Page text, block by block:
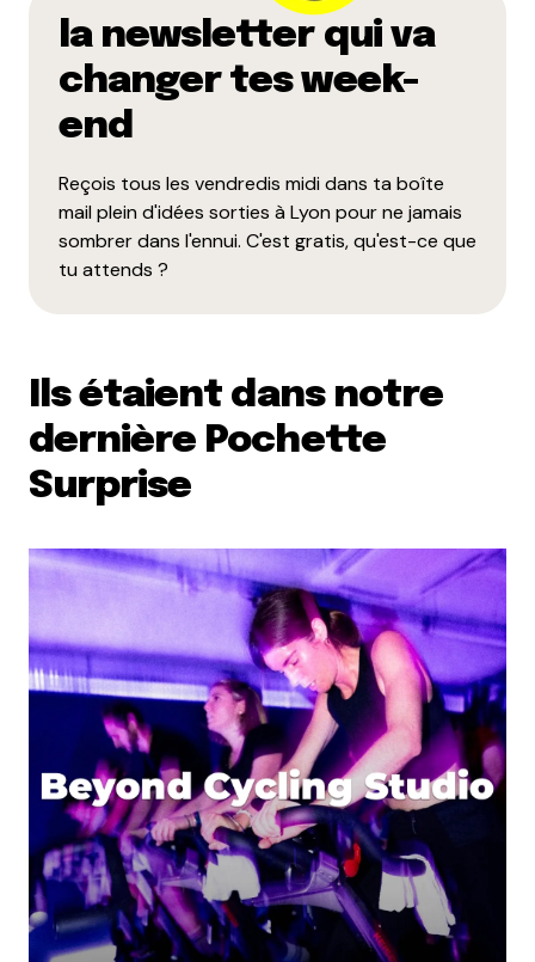
la newsletter qui va
changer tes week-
end
Reçois tous les vendredis midi dans ta boîte
mail plein d'idées sorties à Lyon pour ne jamais
sombrer dans l'ennui. C'est gratis, qu'est-ce que
tu attends ?
Ils étaient dans notre
dernière Pochette
Surprise